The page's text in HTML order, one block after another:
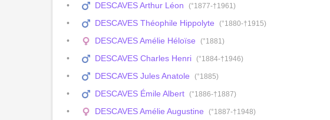
DESCAVES Arthur Léon (°1877-†1961)
DESCAVES Théophile Hippolyte (°1880-†1915)
DESCAVES Amélie Héloïse (°1881)
DESCAVES Charles Henri (°1884-†1946)
DESCAVES Jules Anatole (°1885)
DESCAVES Émile Albert (°1886-†1887)
DESCAVES Amélie Augustine (°1887-†1948)